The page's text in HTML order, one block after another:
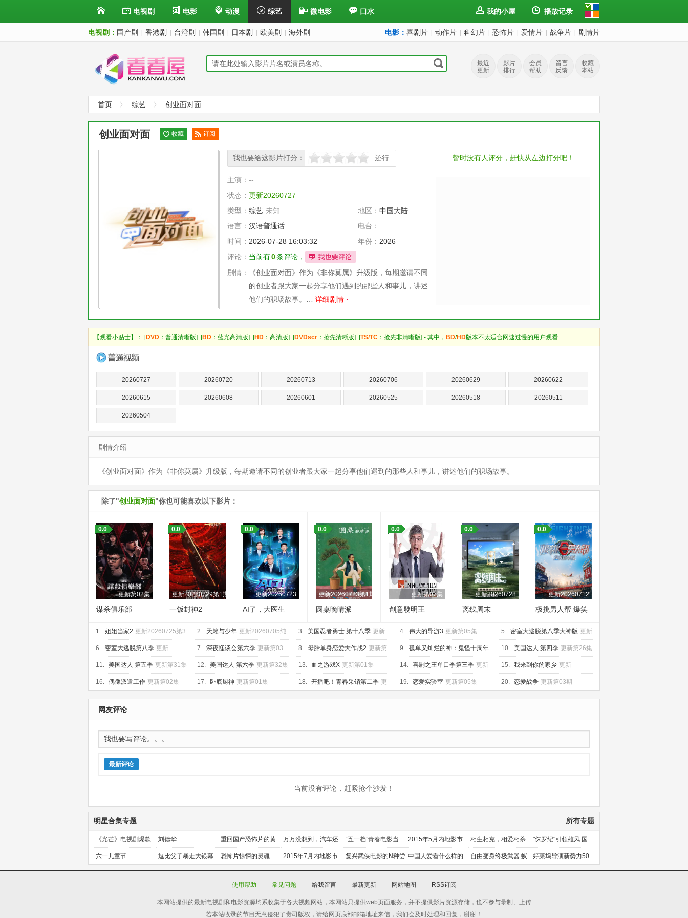
电视剧 电影 动漫 综艺 微电影 口水 我的小屋 播放记录
电视剧： 国产剧 香港剧 台湾剧 韩国剧 日本剧 欧美剧 海外剧 电影： 喜剧片 动作片 科幻片 恐怖片 爱情片 战争片 剧情片
最近
更新
影片
排行
会员
帮助
留言
反馈
收藏
本站
首页 综艺 创业面对面
暂时没有人评分，赶快从左边打分吧！
创业面对面 收藏
订阅
我也要给这影片打分：
很差较差 还行推荐 力荐 还行
主演： --
状态： 更新20260727
类型： 综艺 未知 地区： 中国大陆
语言： 汉语普通话
电台：
时间： 2026-07-28 16:03:32 年份： 2026
评论： 当前有0条评论，
剧情：
《创业面对面》作为《非你莫属》升级版，每期邀请不同
的创业者跟大家一起分享他们遇到的那些人和事儿，讲述
他们的职场故事。… 详细剧情
【观看小贴士】： [DVD ：普通清晰版] [BD ：蓝光高清版] [HD ：高清版] [DVDscr ：抢先清晰版] [TS/TC ：抢先非清晰版] - 其中， BD/HD版本不太适合网速过慢的用户观看
20260727 20260720 20260713 20260706 20260629 20260622
20260615 20260608 20260601 20260525 20260518 20260511
20260504
剧情介绍
《创业面对面》作为《非你莫属》升级版，每期邀请不同的创业者跟大家一起分享他们遇到的那些人和事儿，讲述他们的职场故事。
除了"创业面对面"你也可能喜欢以下影片：
更新第02集
0.0
谋杀俱乐部
更新20260729第1期上美食竞技纯享版
0.0
一饭封神2
更新20260723
0.0
AI了，大医生
更新20260723第1期
0.0
圆桌晚晴派
更新第07集
0.0
創意發明王
更新20260728
0.0
离线周末
更新20260712
0.0
极挑男人帮 爆笑
1. 姐姐当家2 更新20260725第3
期上
2. 天籁与少年 更新20260705纯
享版
3. 美国忍者勇士 第十八季 更新
第02集
4. 伟大的导游3 更新第05集 5. 密室大逃脱第八季大神版 更新
20260729大神版第2期下
6. 密室大逃脱第八季 更新
20260729第2期上
7. 深夜怪谈会第六季 更新第03
集
8. 母胎单身恋爱大作战2 更新第
10集
9. 孤单又灿烂的神：鬼怪十周年
特辑 更新第04集
10. 美国达人 第四季 更新第26集
11. 美国达人 第五季 更新第31集 12. 美国达人 第六季 更新第32集 13. 血之游戏X 更新第01集 14. 喜剧之王单口季第三季 更新
320260705第1期加更
15. 我来到你的家乡 更新
20260628第4期
16. 偶像派遣工作 更新第02集 17. 卧底厨神 更新第01集 18. 开播吧！青春采销第二季 更
新20260710第23期
19. 恋爱实验室 更新第05集 20. 恋爱战争 更新第03期
网友评论
最新评论
当前没有评论，赶紧抢个沙发！
所有专题
明星合集专题
《光芒》电视剧爆款
预定！
刘德华 重回国产恐怖片的黄
金时代
万万没想到，汽车还
能干这个？
“五一档”青春电影当
道
2015年5月内地影市
前瞻
相生相克，相爱相杀 "侏罗纪"引领雄风 国
产片下旬逆袭
六一儿童节 逗比父子暴走大银幕 恐怖片惊悚的灵魂 2015年7月内地影市
前瞻
复兴武侠电影的N种尝
试
中国人爱看什么样的
喜剧？
自由变身终极武器 蚁
人能力使用者大盘点
好莱坞导演新势力50
人上篇
使用帮助
- 常见问题 - 给我留言 - 最新更新 - 网站地图 - RSS订阅
本网站提供的最新电视剧和电影资源均系收集于各大视频网站，本网站只提供web页面服务，并不提供影片资源存储，也不参与录制、上传
若本站收录的节目无意侵犯了贵司版权，请给网页底部邮箱地址来信，我们会及时处理和回复，谢谢！